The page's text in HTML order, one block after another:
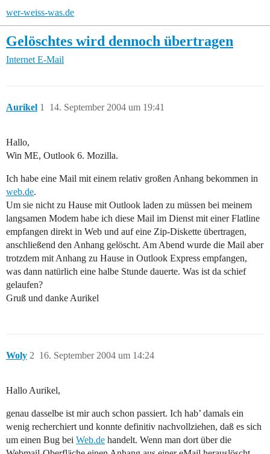
wer-weiss-was.de
Gelöschtes wird dennoch übertragen
Internet E-Mail
Aurikel 14. September 2004 um 19:41
1
Hallo,
Win ME, Outlook 6. Mozilla.
Ich habe eine Mail mit einem relativ großen Anhang bekommen in
web.de.
Um sie nicht zu Hause mit Outlook laden zu müssen bei meinem
langsamen Modem habe ich diese Mail im Dienst mit einer Flatline
empfangen direkt in Web und auf eine Zip-Diskette übertragen,
anschließend den Anhang gelöscht. Am Abend wurde die Mail aber
trotzdem mit Anhang zu Hause in Outlook Express empfangen,
was dann natürlich eine halbe Stunde dauerte. Was ist da schief
gelaufen?
Gruß und danke Aurikel
Woly 16. September 2004 um 14:24
2
Hallo Aurikel,
genau dasselbe ist mir auch schon passiert. Ich hab’ damals ein
wenig recherchiert und konnte definitiv nachvollziehen, daß es sich
um einen Bug bei Web.de handelt. Wenn man dort über die